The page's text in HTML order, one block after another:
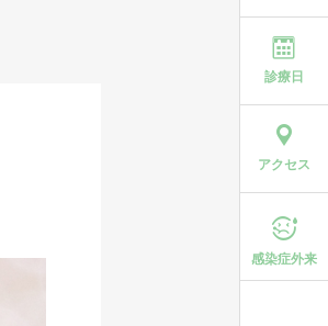
診療日
アクセス

感染症外来